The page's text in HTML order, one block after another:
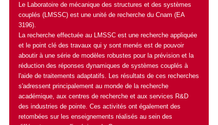
Le Laboratoire de mécanique des structures et des systèmes
couplés (LMSSC) est une unité de recherche du Cnam (EA
3196).
La recherche effectuée au LMSSC est une recherche appliquée
et le point clé des travaux qui y sont menés est de pouvoir
aboutir à une série de modèles robustes pour la prévision et la
réduction des réponses dynamiques de systèmes couplés à
l'aide de traitements adaptatifs. Les résultats de ces recherches
s'adressent principalement au monde de la recherche
académique, aux centres de recherche et aux services R&D
des industries de pointe. Ces activités ont également des
retombées sur les enseignements réalisés au sein des